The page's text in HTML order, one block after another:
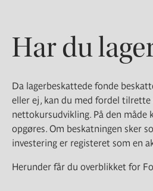
Har du
Da lagerbeskattede fonde
eller ej, kan du med fordel
nettokursudvikling. På den måde
opgøres. Om beskatningen sker
investering er registeret som en
Herunder får du overblikket for